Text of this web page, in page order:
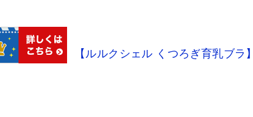
【ルルクシェル くつろぎ育乳ブラ】